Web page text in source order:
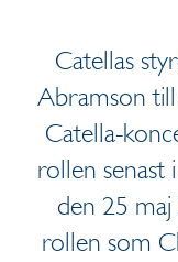
Catellas
Abramson
Catella-
rollen senast
den 25
rollen som